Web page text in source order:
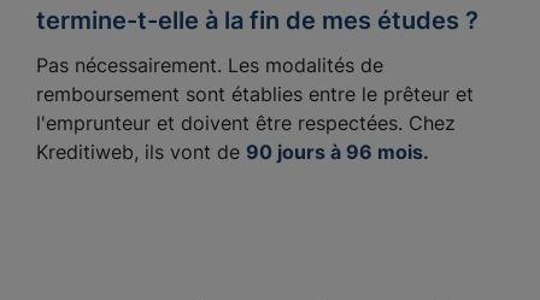
termine-t-elle à la fin de mes études ?
Pas nécessairement. Les modalités de
remboursement sont établies entre le prêteur et
l'emprunteur et doivent être respectées. Chez
Kreditiweb, ils vont de 90 jours à 96 mois.